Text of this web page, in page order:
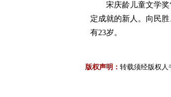
宋庆龄儿童文学
定成就的新人。向民
有23岁。
版权声明： 转载须经版权人